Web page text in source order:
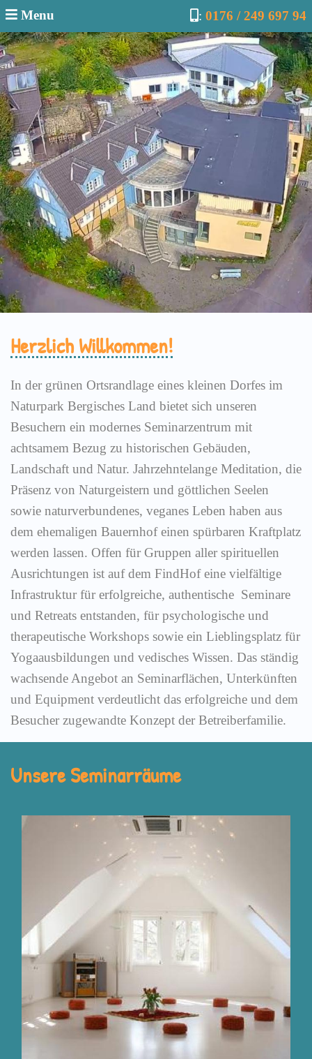
Menu : 0176 / 249 697 94
Herzlich Willkommen!
In der grünen Ortsrandlage eines kleinen Dorfes im
Naturpark Bergisches Land bietet sich unseren
Besuchern ein modernes Seminarzentrum mit
achtsamem Bezug zu historischen Gebäuden,
Landschaft und Natur. Jahrzehntelange Meditation, die
Präsenz von Naturgeistern und göttlichen Seelen
sowie naturverbundenes, veganes Leben haben aus
dem ehemaligen Bauernhof einen spürbaren Kraftplatz
werden lassen. Offen für Gruppen aller spirituellen
Ausrichtungen ist auf dem FindHof eine vielfältige
Infrastruktur für erfolgreiche, authentische Seminare
und Retreats entstanden, für psychologische und
therapeutische Workshops sowie ein Lieblingsplatz für
Yogaausbildungen und vedisches Wissen. Das ständig
wachsende Angebot an Seminarflächen, Unterkünften
und Equipment verdeutlicht das erfolgreiche und dem
Besucher zugewandte Konzept der Betreiberfamilie.
Unsere Seminarräume